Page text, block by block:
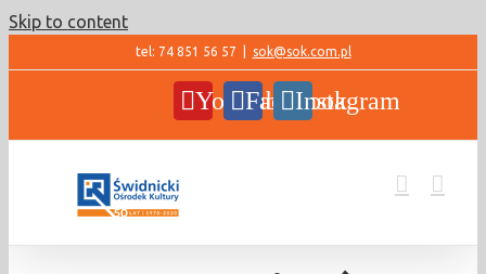
Skip to content
tel: 74 851 56 57 sok@sok.com.pl
YouTubeFacebookInstagram